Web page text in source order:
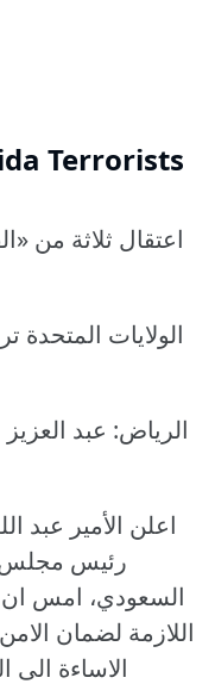
Terrorists
اعتقال ثلاثة من
الولايات المتحدة
الرياض: عبد
اعلن الأمير عبد
رئيس مجلس
السعودي، امس ان
اللازمة لضمان
الاساءة الى